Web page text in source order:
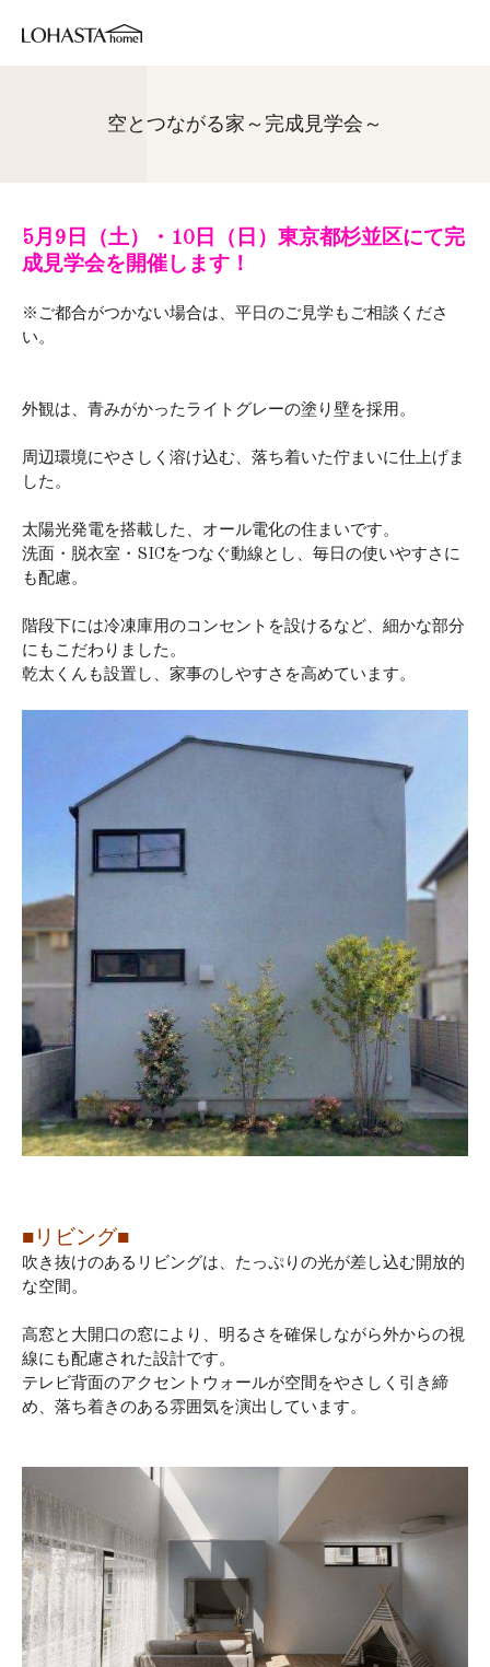
空とつながる家～完成見学会～
5月9日（土）・10日（日）東京都杉並区にて完
成見学会を開催します！
※ご都合がつかない場合は、平日のご見学もご相談くださ
い。
外観は、青みがかったライトグレーの塗り壁を採用。
周辺環境にやさしく溶け込む、落ち着いた佇まいに仕上げま
した。
太陽光発電を搭載した、オール電化の住まいです。
洗面・脱衣室・SICをつなぐ動線とし、毎日の使いやすさに
も配慮。
階段下には冷凍庫用のコンセントを設けるなど、細かな部分
にもこだわりました。
乾太くんも設置し、家事のしやすさを高めています。
■リビング■
吹き抜けのあるリビングは、たっぷりの光が差し込む開放的
な空間。
高窓と大開口の窓により、明るさを確保しながら外からの視
線にも配慮された設計です。
テレビ背面のアクセントウォールが空間をやさしく引き締
め、落ち着きのある雰囲気を演出しています。